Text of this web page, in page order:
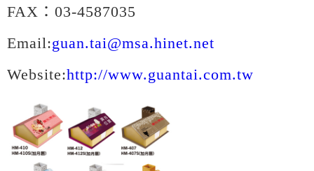
FAX：03-4587035
Email:guan.tai@msa.hinet.net
Website:http://www.guantai.com.tw